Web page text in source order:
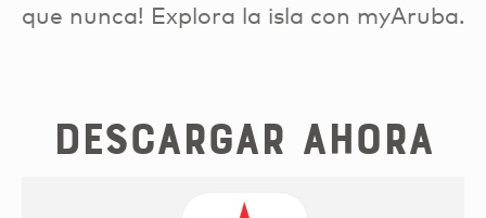
que nunca! Explora la isla con myAruba.
Descargar Ahora